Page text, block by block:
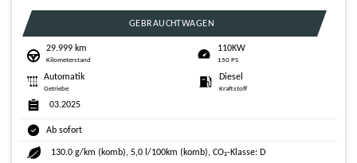
GEBRAUCHTWAGEN
29.999 km
Kilometerstand
110KW
150 PS
Automatik
Getriebe
Diesel
Kraftstoff
03.2025
Ab sofort
130.0 g/km (komb), 5,0 l/100km (komb), CO₂-Klasse: D